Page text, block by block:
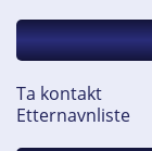
Ta kontakt
Etternavnliste